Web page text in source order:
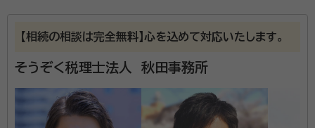
所属団体：秋田県税理士会
【相続の相談は完全無料】心を込めて対応いたします。
そうぞく税理士法人 秋田事務所